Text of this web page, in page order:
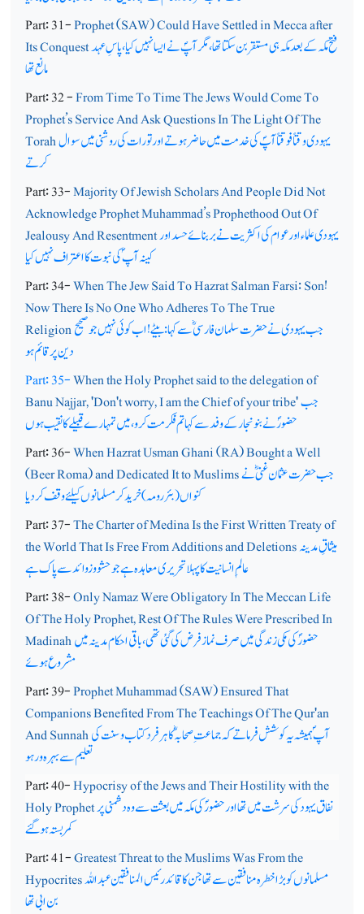
Part: 31-Prophet (SAW) Could Have Settled in Mecca after
Its Conquestفتح مکہ کے بعد مکہ ہی مستقر بن سکتا تھا، مگر آپؐ نے ایسا نہیں کیا، پاسِ عہد
مانع تھا
Part: 32 -From Time To Time The Jews Would Come To
Prophet’s Service And Ask Questions In The Light Of The
Torahیہودی وقتاً فوقتاً آپؐ کی خدمت میں حاضر ہوتے اور تورات کی روشنی میں سوال
کرتے
Part: 33-Majority Of Jewish Scholars And People Did Not
Acknowledge Prophet Muhammad’s Prophethood Out Of
Jealousy And Resentmentیہودی علماء اور عوام کی اکثریت نے بربنائے حسد اور
کینہ آپ ؐکی نبوت کا اعتراف نہیں کیا
Part: 34-When The Jew Said To Hazrat Salman Farsi: Son!
Now There Is No One Who Adheres To The True
Religionجب یہودی نے حضرت سلمان فارسیؓ سے کہا: بیٹے!اب کوئی نہیں جوصحیح
دین پرقائم ہو
Part: 35-When the Holy Prophet said to the delegation of
Banu Najjar, 'Don't worry, I am the Chief of your tribe'جب
حضورؐ نے بنونجار کے وفد سے کہا تم فکر مت کرو، میں تمہارے قبیلے کا نقیب ہوں
Part: 36-When Hazrat Usman Ghani (RA) Bought a Well
(Beer Roma) and Dedicated It to Muslimsجب حضرت عثمان غنیؓ نے
کنواں (بئر رومہ) خرید کر مسلمانوں کیلئے وقف کردیا
Part: 37-The Charter of Medina Is the First Written Treaty of
the World That Is Free From Additions and Deletionsمیثاقِ مدینہ
عالم ِ انسانیت کا پہلا تحریری معاہدہ ہے جو حشو و زوائد سے پاک ہے
Part: 38-Only Namaz Were Obligatory In The Meccan Life
Of The Holy Prophet, Rest Of The Rules Were Prescribed In
Madinahحضورؐ کی مکی زندگی میں صرف نماز فرض کی گئی تھی ، باقی احکام مدینہ میں
مشروع ہوئے
Part: 39-Prophet Muhammad (SAW) Ensured That
Companions Benefited From The Teachings Of The Qur'an
And Sunnahآپ ؐ ہمیشہ یہ کوشش فرماتے کہ جماعت ِ صحابہؓ کا ہرفرد کتاب و سنت کی
تعلیم سے بہرہ ور ہو
Part: 40-Hypocrisy of the Jews and Their Hostility with the
Holy Prophetنفاق یہود کی سرشت میں تھا اور حضورؐ کی مکہ میں بعثت سے وہ دشمنی پر
کمربستہ ہوگئے
Part: 41-Greatest Threat to the Muslims Was From the
Hypocritesمسلمانوں کو بڑا خطرہ منافقین سے تھا جن کا قائد رئیس المنافقین عبداللہ
بن ابی تھا